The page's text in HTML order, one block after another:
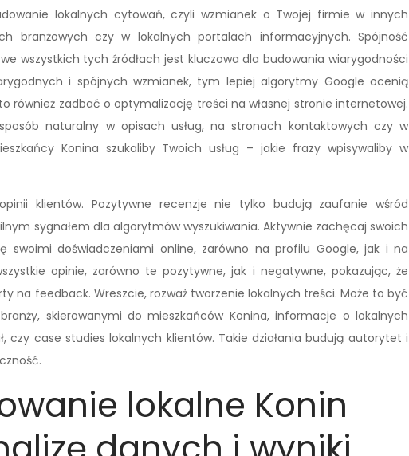
lokalnych cytowań, czyli wzmianek o Twojej firmie w innych
branżowych czy w lokalnych portalach informacyjnych. Spójność
wszystkich tych źródłach jest kluczowa dla budowania wiarygodności
i spójnych wzmianek, tym lepiej algorytmy Google ocenią
również zadbać o optymalizację treści na własnej stronie internetowej.
naturalny w opisach usług, na stronach kontaktowych czy w
Konina szukaliby Twoich usług – jakie frazy wpisywaliby w
klientów. Pozytywne recenzje nie tylko budują zaufanie wśród
sygnałem dla algorytmów wyszukiwania. Aktywnie zachęcaj swoich
swoimi doświadczeniami online, zarówno na profilu Google, jak i na
opinie, zarówno te pozytywne, jak i negatywne, pokazując, że
na feedback. Wreszcie, rozważ tworzenie lokalnych treści. Może to być
skierowanymi do mieszkańców Konina, informacje o lokalnych
czy case studies lokalnych klientów. Takie działania budują autorytet i
lokalne Konin